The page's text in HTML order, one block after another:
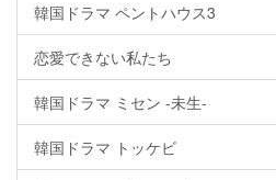
韓国ドラマ ペントハウス3
恋愛できない私たち
韓国ドラマ ミセン -未生-
韓国ドラマ トッケビ